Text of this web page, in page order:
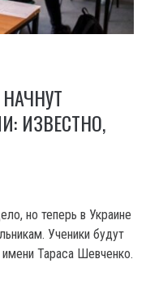
ИЗВЕСТНО,
но теперь в Украине
Ученики будут
Tapaca Шевченко.